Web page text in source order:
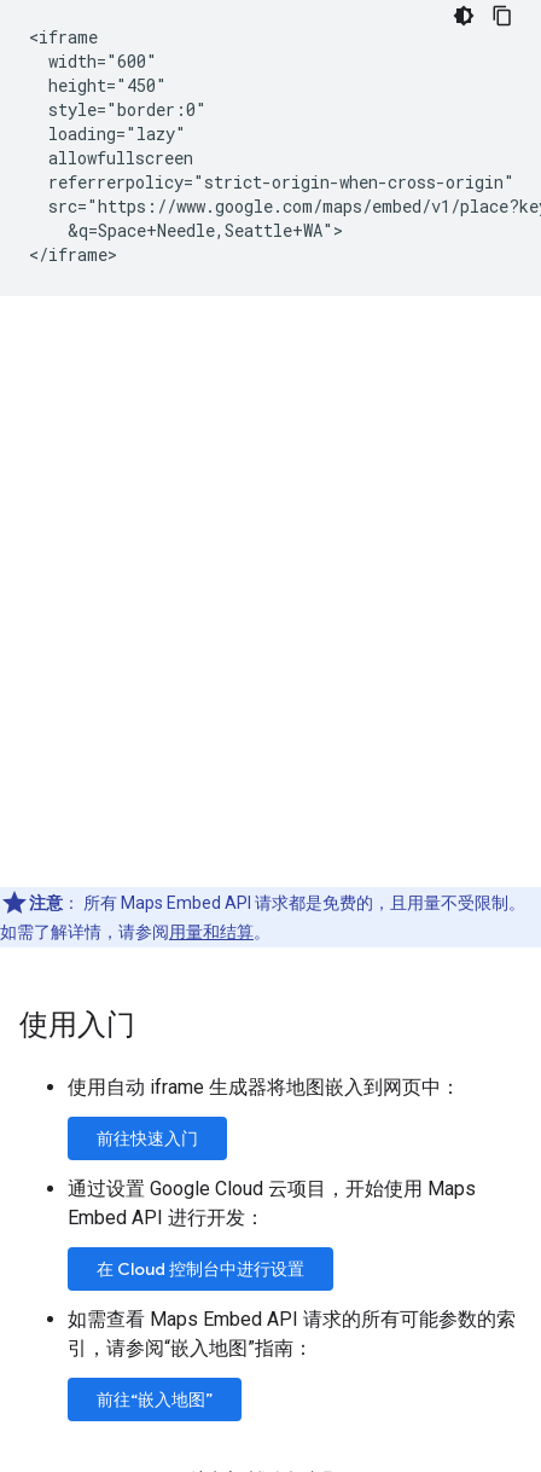
<iframe
  width="600"
  height="450"
  style="border:0"
  loading="lazy"
  allowfullscreen
  referrerpolicy="strict-origin-when-cross-origin"
src="https://www.google.com/maps/embed/v1/
    &q=Space+Needle,Seattle+WA">
</iframe>
注意 ：
所有 Maps Embed API 请求都是免费的，且用量不受限制。
如需了解详情，请参阅用量和结算。
使用入门
使用自动 iframe 生成器将地图嵌入到网页中：
前往快速入门
通过设置 Google Cloud 云项目，开始使用 Maps
Embed API 进行开发：
在 Cloud 控制台中进行设置
如需查看 Maps Embed API 请求的所有可能参数的索
引，请参阅“嵌入地图”指南：
前往“嵌入地图”